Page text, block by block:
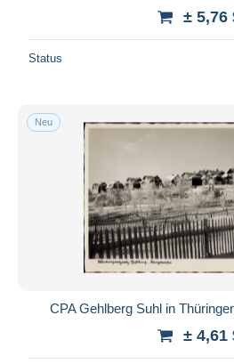
± 5,76
Status
Neu
CPA Gehlberg Suhl in
± 4,61